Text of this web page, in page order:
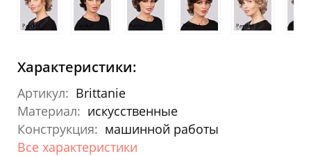
Характеристики:
Артикул: Brittanie
Материал: искусственные
Конструкция: машинной работы
Все характеристики